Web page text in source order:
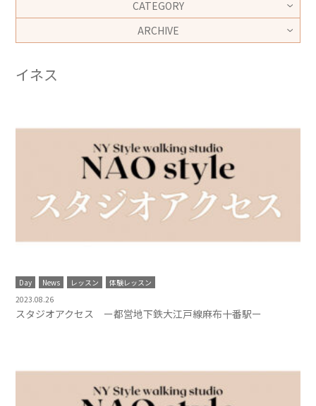
CATEGORY
ARCHIVE
イネス
Day News レッスン
体験レッスン
2023.08.26
スタジオアクセス ー都営地下鉄大江戸線麻布十番駅ー